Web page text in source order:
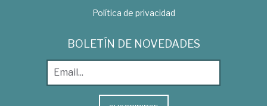
Política de privacidad
BOLETÍN DE NOVEDADES